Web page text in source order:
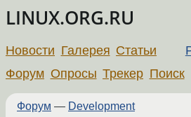
LINUX.ORG.RU
Новости Галерея Статьи
Форум Опросы Трекер Поиск
Форум — Development